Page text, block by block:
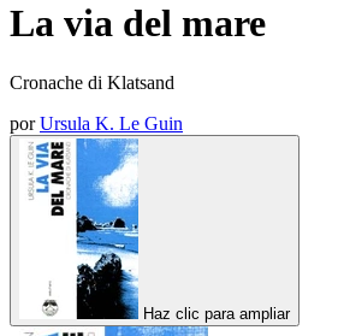
La via del mare
Cronache di Klatsand
porUrsula K. Le Guin
Haz clic para ampliar